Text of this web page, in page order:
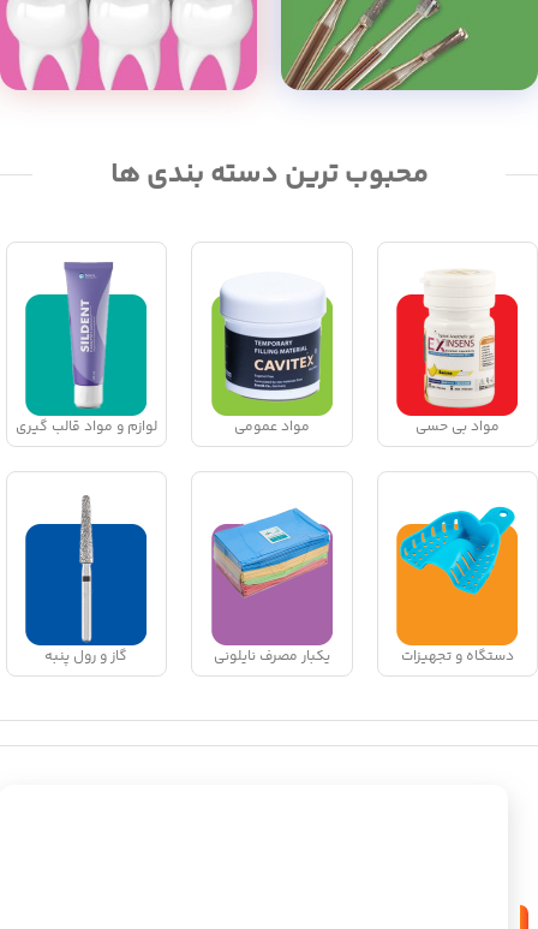
محبوب ترین دسته بندی ها
مواد بی حسی مواد عمومی لوازم و مواد قالب گیری
دستگاه و تجهیزات یکبار مصرف نایلونی گاز و رول پنبه